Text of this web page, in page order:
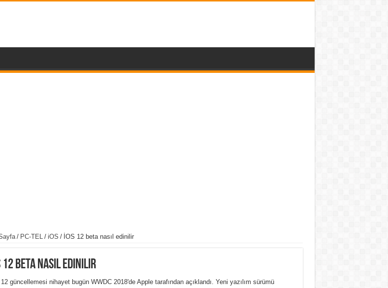
/ PC-TEL / iOS / İOS 12 beta nasıl edinilir
12 beta nasıl edinilir
güncellemesi nihayet bugün WWDC 2018'de Apple tarafından açıklandı. Yeni yazılım sürümü